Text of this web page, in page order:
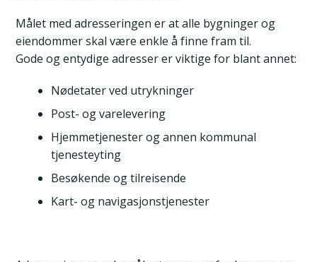
Målet med adresseringen er at alle bygninger og
eiendommer skal være enkle å finne fram til.
Gode og entydige adresser er viktige for blant annet:
Nødetater ved utrykninger
Post- og varelevering
Hjemmetjenester og annen kommunal
tjenesteyting
Besøkende og tilreisende
Kart- og navigasjonstjenester